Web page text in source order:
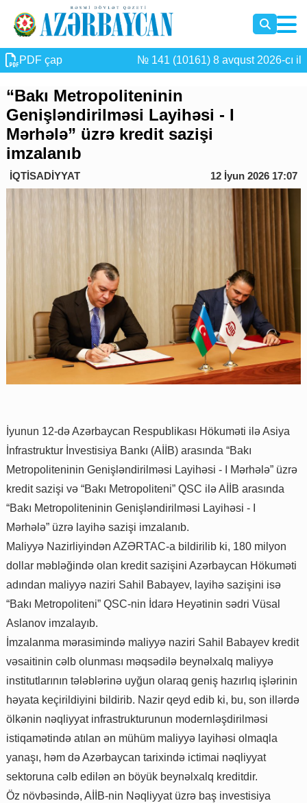
PDF çap № 141 (10161) 8 avqust 2026-cı il
“Bakı Metropoliteninin
Genişləndirilməsi Layihəsi - I
Mərhələ” üzrə kredit sazişi
imzalanıb
İQTİSADİYYAT 12 İyun 2026 17:07
İyunun 12-də Azərbaycan Respublikası Hökuməti ilə Asiya
İnfrastruktur İnvestisiya Bankı (AİİB) arasında “Bakı
Metropoliteninin Genişləndirilməsi Layihəsi - I Mərhələ” üzrə
kredit sazişi və “Bakı Metropoliteni” QSC ilə AİİB arasında
“Bakı Metropoliteninin Genişləndirilməsi Layihəsi - I
Mərhələ” üzrə layihə sazişi imzalanıb.
Maliyyə Nazirliyindən AZƏRTAC-a bildirilib ki, 180 milyon
dollar məbləğində olan kredit sazişini Azərbaycan Hökuməti
adından maliyyə naziri Sahil Babayev, layihə sazişini isə
“Bakı Metropoliteni” QSC-nin İdarə Heyətinin sədri Vüsal
Aslanov imzalayıb.
İmzalanma mərasimində maliyyə naziri Sahil Babayev kredit
vəsaitinin cəlb olunması məqsədilə beynəlxalq maliyyə
institutlarının tələblərinə uyğun olaraq geniş hazırlıq işlərinin
həyata keçirildiyini bildirib. Nazir qeyd edib ki, bu, son illərdə
ölkənin nəqliyyat infrastrukturunun modernləşdirilməsi
istiqamətində atılan ən mühüm maliyyə layihəsi olmaqla
yanaşı, həm də Azərbaycan tarixində ictimai nəqliyyat
sektoruna cəlb edilən ən böyük beynəlxalq kreditdir.
Öz növbəsində, AİİB-nin Nəqliyyat üzrə baş investisiya